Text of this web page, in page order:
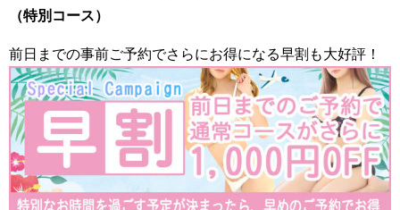
（特別コース）
前日までの事前ご予約でさらにお得になる早割も大好評！